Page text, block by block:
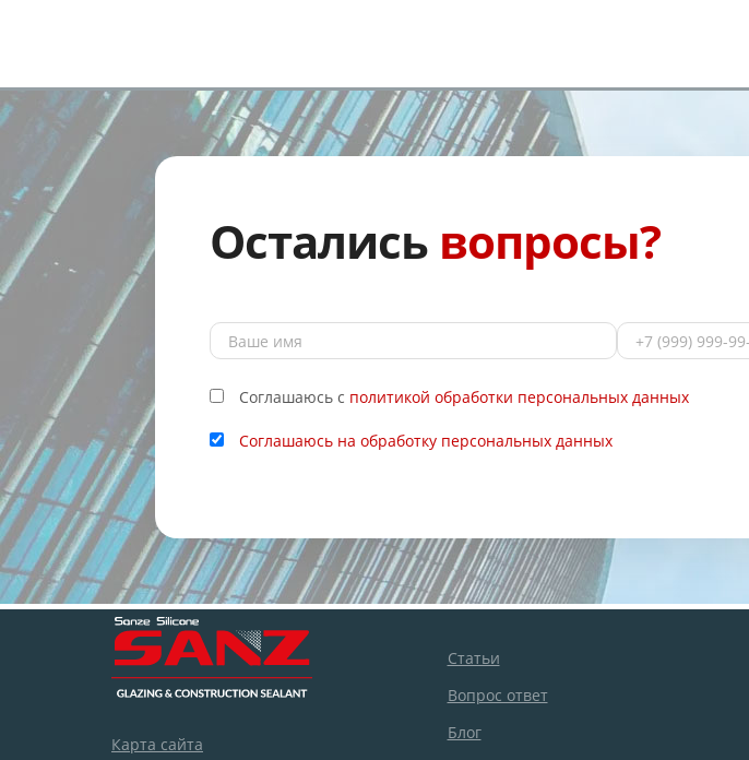
Остались вопросы?
Соглашаюсь с политикой обработки персональных данных
Соглашаюсь на обработку персональных данных
Карта сайта
Статьи
Вопрос ответ
Блог